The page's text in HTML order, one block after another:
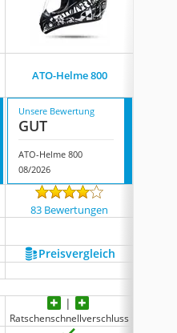
ATO-Helme 800
Unsere Bewertung
GUT
ATO-Helme 800
08/2026
83 Bewertungen
Preis­vergleich
Ratschenschnellverschluss